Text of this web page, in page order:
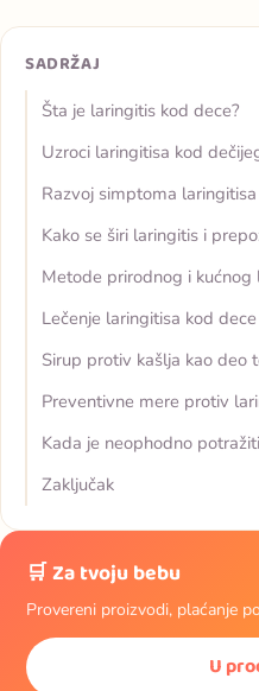
SADRŽAJ
Šta je laringitis kod dece?
Uzroci laringitisa kod
Razvoj simptoma
Kako se širi laringitis i
Metode prirodnog i
Lečenje laringitisa kod
Sirup protiv kašlja kao deo
Preventivne mere protiv
Kada je neophodno
Zaključak
🛒 Za tvoju bebu
Provereni proizvodi, plaćanje
U